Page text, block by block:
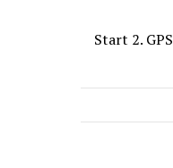
Start 2. GPS